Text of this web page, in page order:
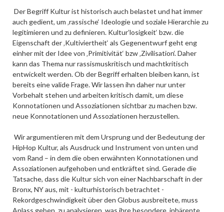
Der Begriff Kultur ist historisch auch belastet und hat immer
auch gedient, um ‚rassische‘ Ideologie und soziale Hierarchie zu
legitimieren und zu definieren. Kultur’losigkeit‘ bzw. die
Eigenschaft der ‚Kultiviertheit‘ als Gegenentwurf geht eng
einher mit der Idee von ‚Primitivität‘ bzw ‚Zivilisation‘. Daher
kann das Thema nur rassismuskritisch und machtkritisch
entwickelt werden. Ob der Begriff erhalten bleiben kann, ist
bereits eine valide Frage. Wir lassen ihn daher nur unter
Vorbehalt stehen und arbeiten kritisch damit, um diese
Konnotationen und Assoziationen sichtbar zu machen bzw.
neue Konnotationen und Assoziationen herzustellen.
Wir argumentieren mit dem Ursprung und der Bedeutung der
HipHop Kultur, als Ausdruck und Instrument von unten und
vom Rand – in dem die oben erwähnten Konnotationen und
Assoziationen aufgehoben und entkräftet sind. Gerade die
Tatsache, dass die Kultur sich von einer Nachbarschaft in der
Bronx, NY aus, mit - kulturhistorisch betrachtet -
Rekordgeschwindigkeit über den Globus ausbreitete, muss